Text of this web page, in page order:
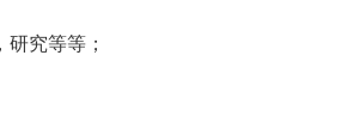
究等等；